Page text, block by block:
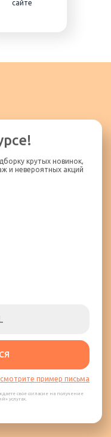
сайте
крутых новинок,
и невероятных акций
пример письма
свое согласие на получение
услугах.